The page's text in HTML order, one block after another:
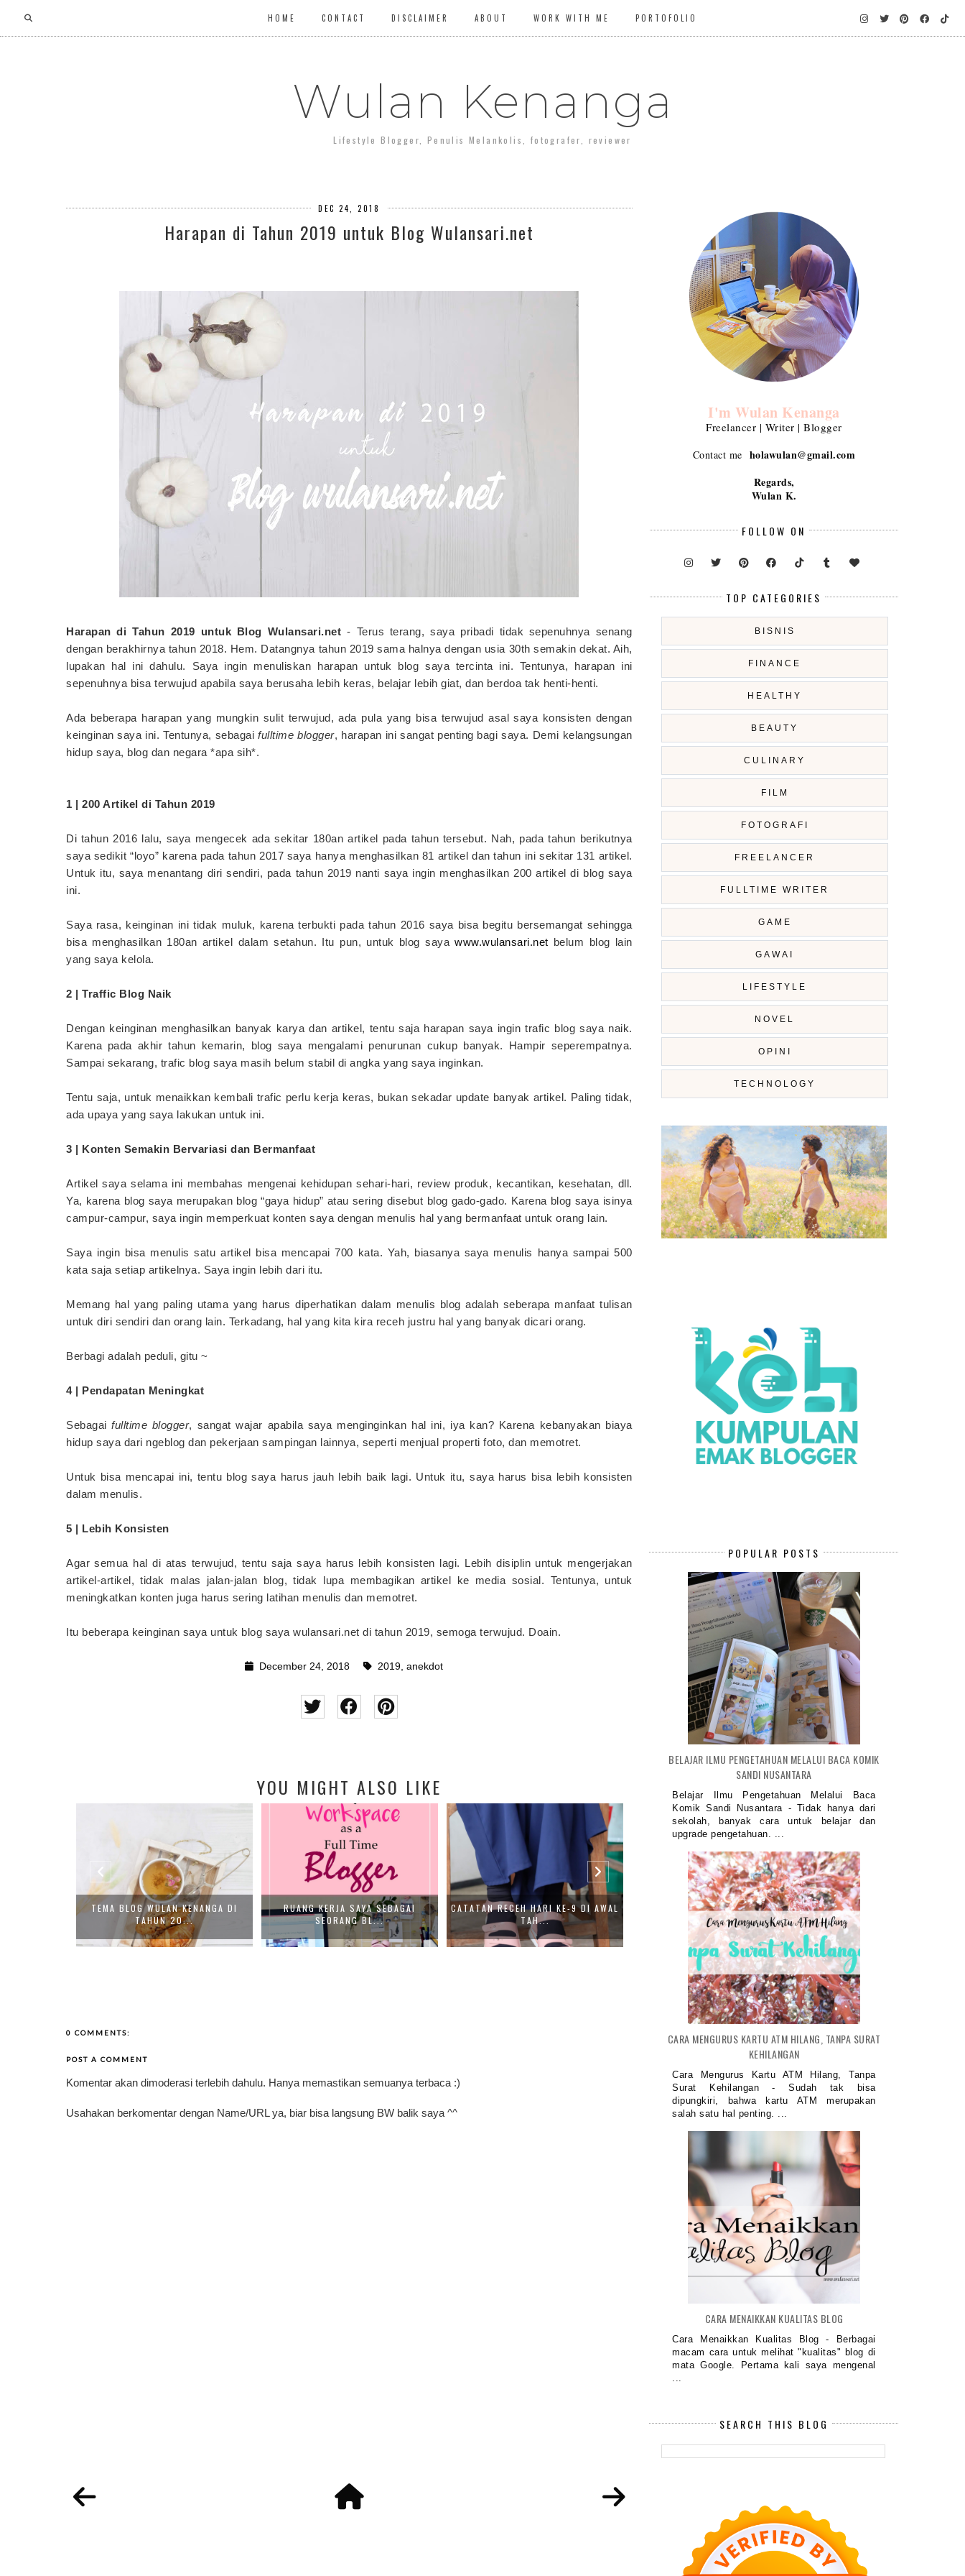
HOME CONTACT DISCLAIMER ABOUT WORK WITH ME PORTOFOLIO
Wulan Kenanga
Lifestyle Blogger, Penulis Melankolis, fotografer, reviewer
DEC 24, 2018
Harapan di Tahun 2019 untuk Blog Wulansari.net
Harapan di Tahun 2019 untuk Blog Wulansari.net - Terus terang, saya pribadi tidak sepenuhnya senang
dengan berakhirnya tahun 2018. Hem. Datangnya tahun 2019 sama halnya dengan usia 30th semakin dekat. Aih,
lupakan hal ini dahulu. Saya ingin menuliskan harapan untuk blog saya tercinta ini. Tentunya, harapan ini
sepenuhnya bisa terwujud apabila saya berusaha lebih keras, belajar lebih giat, dan berdoa tak henti-henti.
Ada beberapa harapan yang mungkin sulit terwujud, ada pula yang bisa terwujud asal saya konsisten dengan
keinginan saya ini. Tentunya, sebagaifulltime blogger, harapan ini sangat penting bagi saya. Demi kelangsungan
hidup saya, blog dan negara *apa sih*.
1 | 200 Artikel di Tahun 2019
Di tahun 2016 lalu, saya mengecek ada sekitar 180an artikel pada tahun tersebut. Nah, pada tahun berikutnya
saya sedikit “loyo” karena pada tahun 2017 saya hanya menghasilkan 81 artikel dan tahun ini sekitar 131 artikel.
Untuk itu, saya menantang diri sendiri, pada tahun 2019 nanti saya ingin menghasilkan 200 artikel di blog saya
ini.
Saya rasa, keinginan ini tidak muluk, karena terbukti pada tahun 2016 saya bisa begitu bersemangat sehingga
bisa menghasilkan 180an artikel dalam setahun. Itu pun, untuk blog sayawww.wulansari.net belum blog lain
yang saya kelola.
2 | Traffic Blog Naik
Dengan keinginan menghasilkan banyak karya dan artikel, tentu saja harapan saya ingin trafic blog saya naik.
Karena pada akhir tahun kemarin, blog saya mengalami penurunan cukup banyak. Hampir seperempatnya.
Sampai sekarang, trafic blog saya masih belum stabil di angka yang saya inginkan.
Tentu saja, untuk menaikkan kembali trafic perlu kerja keras, bukan sekadar update banyak artikel. Paling tidak,
ada upaya yang saya lakukan untuk ini.
3 | Konten Semakin Bervariasi dan Bermanfaat
Artikel saya selama ini membahas mengenai kehidupan sehari-hari, review produk, kecantikan, kesehatan, dll.
Ya, karena blog saya merupakan blog “gaya hidup” atau sering disebut blog gado-gado. Karena blog saya isinya
campur-campur, saya ingin memperkuat konten saya dengan menulis hal yang bermanfaat untuk orang lain.
Saya ingin bisa menulis satu artikel bisa mencapai 700 kata. Yah, biasanya saya menulis hanya sampai 500
kata saja setiap artikelnya. Saya ingin lebih dari itu.
Memang hal yang paling utama yang harus diperhatikan dalam menulis blog adalah seberapa manfaat tulisan
untuk diri sendiri dan orang lain. Terkadang, hal yang kita kira receh justru hal yang banyak dicari orang.
Berbagi adalah peduli, gitu ~
4 | Pendapatan Meningkat
Sebagaifulltime blogger, sangat wajar apabila saya menginginkan hal ini, iya kan? Karena kebanyakan biaya
hidup saya dari ngeblog dan pekerjaan sampingan lainnya, seperti menjual properti foto, dan memotret.
Untuk bisa mencapai ini, tentu blog saya harus jauh lebih baik lagi. Untuk itu, saya harus bisa lebih konsisten
dalam menulis.
5 | Lebih Konsisten
Agar semua hal di atas terwujud, tentu saja saya harus lebih konsisten lagi. Lebih disiplin untuk mengerjakan
artikel-artikel, tidak malas jalan-jalan blog, tidak lupa membagikan artikel ke media sosial. Tentunya, untuk
meningkatkan konten juga harus sering latihan menulis dan memotret.
Itu beberapa keinginan saya untuk blog saya wulansari.net di tahun 2019, semoga terwujud. Doain.
December 24, 2018 2019, anekdot
YOU MIGHT ALSO LIKE
TEMA BLOG WULAN KENANGA DI
TAHUN 20...
RUANG KERJA SAYA SEBAGAI
SEORANG BL...
CATATAN RECEH HARI KE-9 DI AWAL
TAH...
SEBAGAI SEORANG INTROVER
BAGAIMANA SAYA
0 COMMENTS:
POST A COMMENT
Komentar akan dimoderasi terlebih dahulu. Hanya memastikan semuanya terbaca :)
Usahakan berkomentar dengan Name/URL ya, biar bisa langsung BW balik saya ^^
I'm Wulan Kenanga
Freelancer | Writer | Blogger
Contact me holawulan@gmail.com
Regards,
Wulan K.
FOLLOW ON
TOP CATEGORIES
BISNIS
FINANCE
HEALTHY
BEAUTY
CULINARY
FILM
FOTOGRAFI
FREELANCER
FULLTIME WRITER
GAME
GAWAI
LIFESTYLE
NOVEL
OPINI
TECHNOLOGY
POPULAR POSTS
BELAJAR ILMU PENGETAHUAN MELALUI BACA KOMIK
SANDI NUSANTARA
Belajar Ilmu Pengetahuan Melalui Baca
Komik Sandi Nusantara - Tidak hanya dari
sekolah, banyak cara untuk belajar dan
upgrade pengetahuan. ...
CARA MENGURUS KARTU ATM HILANG, TANPA SURAT
KEHILANGAN
Cara Mengurus Kartu ATM Hilang, Tanpa
Surat Kehilangan - Sudah tak bisa
dipungkiri, bahwa kartu ATM merupakan
salah satu hal penting. ...
CARA MENAIKKAN KUALITAS BLOG
Cara Menaikkan Kualitas Blog - Berbagai
macam cara untuk melihat "kualitas" blog di
mata Google. Pertama kali saya mengenal
...
SEARCH THIS BLOG